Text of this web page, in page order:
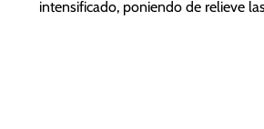
intensificado, poniendo de relieve